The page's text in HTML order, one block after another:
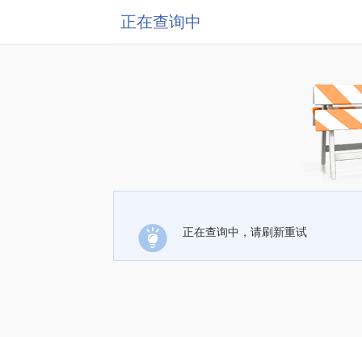
正在查询中
正在查询中，请刷新重试